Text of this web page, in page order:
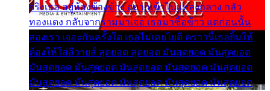
จริงเธอ อยู่ห้องข้างข้าง อยากเข้าไปแหลงกลาง กลัว
ทองแดง กลับจากรามมาเจอ เธอมาซื้อข้าว แต่ก่อนนั้น
สองเรา เจอะกันครั้งใด เธอไม่เคยไยดี คราวนี้เธอยิ้มให้
ต้องให้ใส่ลีวายส์ สุดยอด สุดยอด มันสุดยอด มันสุดยอด
มันสุดยอด มันสุดยอด มันสุดยอด มันสุดยอด มันสุดยอด
มันสุดยอด มันสุดยอด มันสุดยอด มันสุดยอด มันสุดยอด